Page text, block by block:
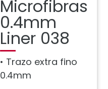
Microfibras
0.4mm
Liner 038
• Trazo extra fino
0.4mm